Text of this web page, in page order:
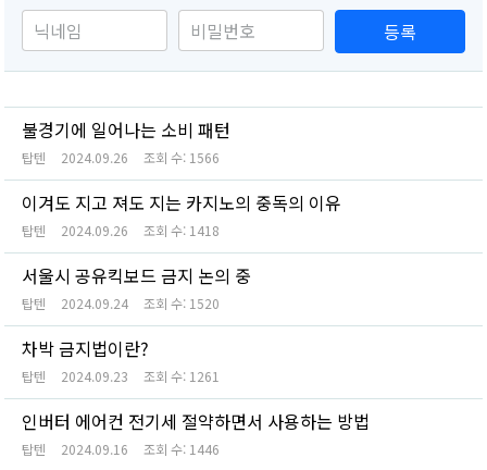
등록
불경기에 일어나는 소비 패턴
탑텐 2024.09.26 조회 수: 1566
이겨도 지고 져도 지는 카지노의 중독의 이유
탑텐 2024.09.26 조회 수: 1418
서울시 공유킥보드 금지 논의 중
탑텐 2024.09.24 조회 수: 1520
차박 금지법이란?
탑텐 2024.09.23 조회 수: 1261
인버터 에어컨 전기세 절약하면서 사용하는 방법
탑텐 2024.09.16 조회 수: 1446